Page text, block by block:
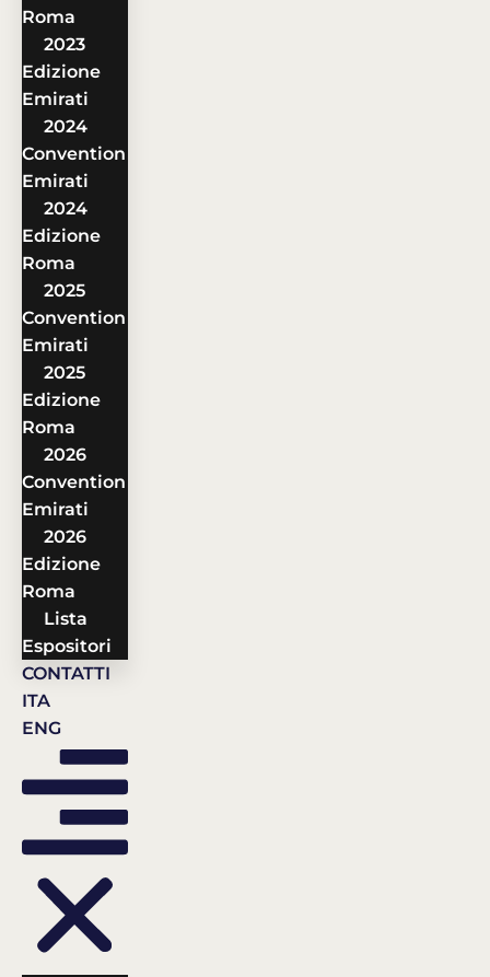
Roma
2023
Edizione
Emirati
2024
Convention
Emirati
2024
Edizione
Roma
2025
Convention
Emirati
2025
Edizione
Roma
2026
Convention
Emirati
2026
Edizione
Roma
Lista
Espositori
CONTATTI
ITA
ENG